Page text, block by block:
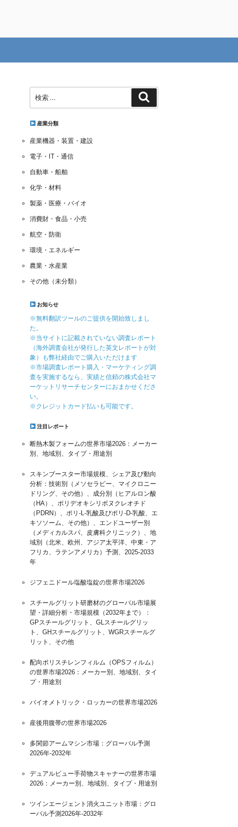
索:
産業分類
産業機器・装置・建設
電子・IT・通信
自動車・船舶
化学・材料
製薬・医療・バイオ
消費財・食品・小売
航空・防衛
環境・エネルギー
農業・水産業
その他（未分類）
お知らせ
※無料翻訳ツールのご提供を開始致しまし
た。
※当サイトに記載されていない調査レポート
（海外調査会社が発行した英文レポートが対
象）も弊社経由でご購入いただけます
※市場調査レポート購入・マーケティング調
査を実施するなら、実績と信頼の株式会社マ
ーケットリサーチセンターにおまかせくださ
い。
※クレジットカード払いも可能です。
注目レポート
断熱木製フォームの世界市場2026：メーカー
別、地域別、タイプ・用途別
スキンブースター市場規模、シェア及び動向
分析：技術別（メソセラピー、マイクロニー
ドリング、その他）、成分別（ヒアルロン酸
（HA）、ポリデオキシリボヌクレオチド
（PDRN）、ポリ-L-乳酸及びポリ-D-乳酸、エ
キソソーム、その他）、エンドユーザー別
（メディカルスパ、皮膚科クリニック）、地
域別（北米、欧州、アジア太平洋、中東・ア
フリカ、ラテンアメリカ）予測、2025-2033
年
ジフェニドール塩酸塩錠の世界市場2026
スチールグリット研磨材のグローバル市場展
望・詳細分析・市場規模（2032年まで）：
GPスチールグリット、GLスチールグリッ
ト、GHスチールグリット、WGRスチールグ
リット、その他
配向ポリスチレンフィルム（OPSフィルム）
の世界市場2026：メーカー別、地域別、タイ
プ・用途別
バイオメトリック・ロッカーの世界市場2026
産後用腹帯の世界市場2026
多関節アームマシン市場：グローバル予測
2026年-2032年
デュアルビュー手荷物スキャナーの世界市場
2026：メーカー別、地域別、タイプ・用途別
ツインエージェント消火ユニット市場：グロ
ーバル予測2026年-2032年